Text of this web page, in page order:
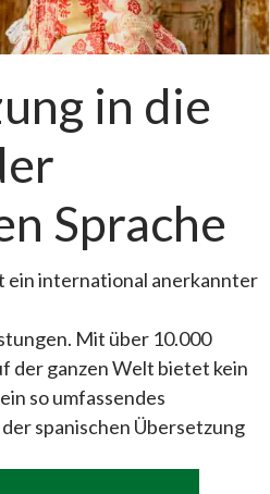
in die
Sprache
ein international anerkannter
Mit über 10.000
der ganzen Welt bietet kein
so umfassendes
spanischen Übersetzung